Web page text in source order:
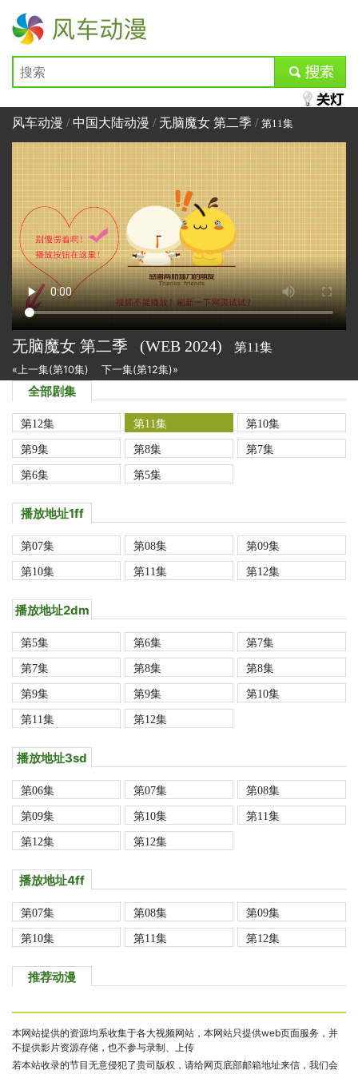
风车动漫
submit
风车动漫 / 中国大陆动漫 /无脑魔女 第二季 / 第11集
无脑魔女 第二季 (WEB 2024) 第11集
«上一集(第10集) 下一集(第12集)»
全部剧集
第12集 第11集
第10集
第9集
第8集
第7集
第6集
第5集
播放地址1ff
第07集 第08集
第09集
第10集
第11集 第12集
播放地址2dm
第5集 第6集
第7集
第7集
第8集
第8集
第9集
第9集
第10集
第11集
第12集
播放地址3sd
第06集 第07集
第08集
第09集
第10集
第11集
第12集
第12集
播放地址4ff
第07集 第08集
第09集
第10集
第11集 第12集
推荐动漫
本网站提供的资源均系收集于各大视频网站，本网站只提供web页面服务，并
不提供影片资源存储，也不参与录制、上传
若本站收录的节目无意侵犯了贵司版权，请给网页底部邮箱地址来信，我们会